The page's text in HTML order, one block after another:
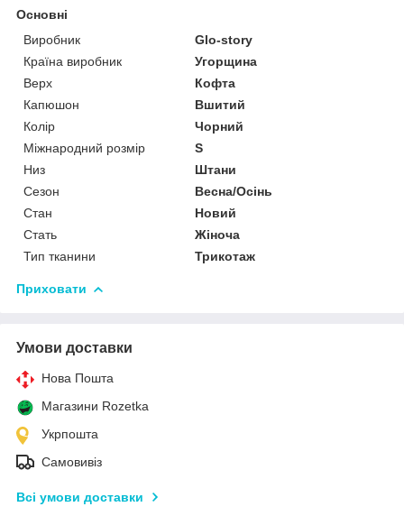
Основні
Виробник
Glo-story
Країна виробник
Угорщина
Верх
Кофта
Капюшон
Вшитий
Колір
Чорний
Міжнародний розмір
S
Низ
Штани
Сезон
Весна/Осінь
Стан
Новий
Стать
Жіноча
Тип тканини
Трикотаж
Приховати
Умови доставки
Нова Пошта
Магазини Rozetka
Укрпошта
Самовивіз
Всі умови доставки